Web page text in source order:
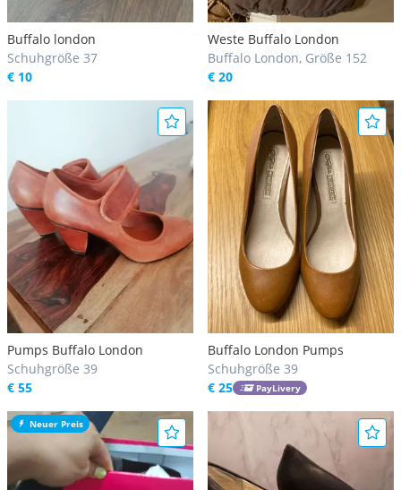
Buffalo london
Schuhgröße 37
€ 10
Weste Buffalo London
Buffalo London, Größe 152
€ 20
Pumps Buffalo London
Schuhgröße 39
€ 55
Buffalo London Pumps
Schuhgröße 39
€ 25
PayLivery
Neuer Preis